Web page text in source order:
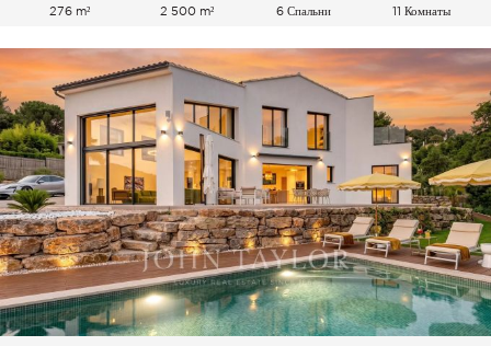
276 m² 2 500 m² 6 Спальни 11 Комнаты